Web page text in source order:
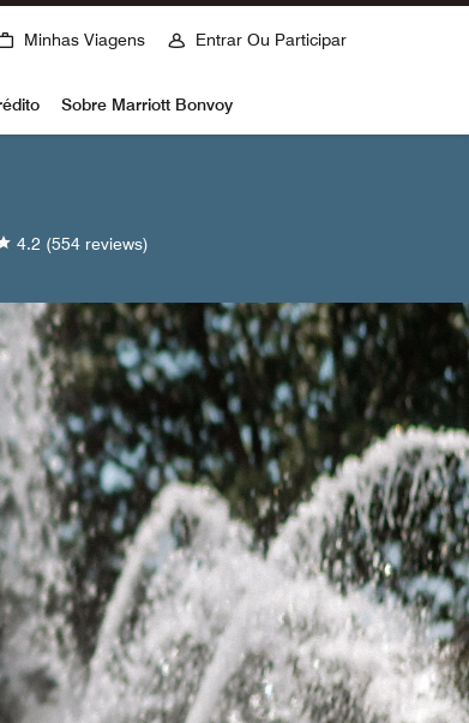
Minhas Viagens Entrar Ou Participar
Sobre Marriott Bonvoy
4.2 (554 reviews)